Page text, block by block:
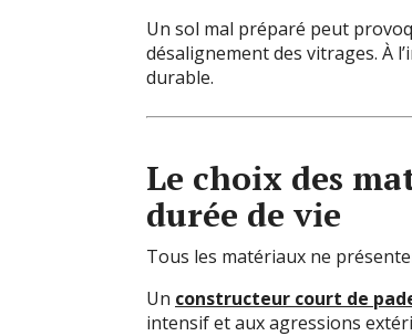
Un sol mal préparé peut
désalignement des vitrages. À
durable.
Le choix des
durée de vie
Tous les matériaux ne
Un constructeur court de
intensif et aux agressions